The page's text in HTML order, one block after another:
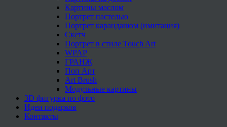
Картины маслом
Портрет пастелью
Портрет карандашом (имитация)
Скетч
Портрет в стиле Touch Art
WPAP
ГРАНЖ
Поп Арт
Art Brush
Модульные картины
3D фигурка по фото
Идеи подарков
Контакты